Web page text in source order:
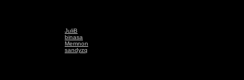
JuliB
binasa
Memnon
sandyzq